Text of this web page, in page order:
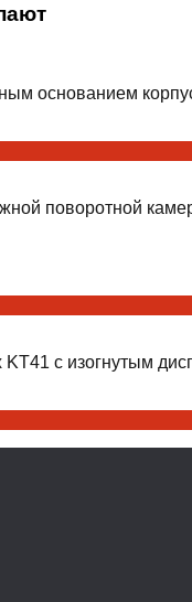
основанием
поворотной
с изогнутым